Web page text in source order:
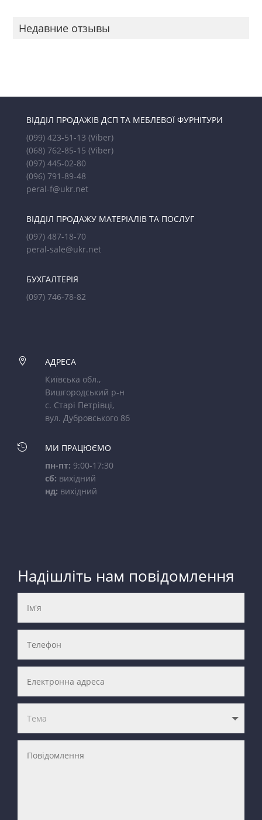
Недавние отзывы
ВІДДІЛ ПРОДАЖІВ ДСП ТА МЕБЛЕВОЇ ФУРНІТУРИ
(099) 423-51-13 (Viber)
(068) 762-85-15 (Viber)
(097) 445-02-80
(096) 791-89-48
peral-f@ukr.net
ВІДДІЛ ПРОДАЖУ МАТЕРІАЛІВ ТА ПОСЛУГ
(097) 487-18-70
peral-sale@ukr.net
БУХГАЛТЕРІЯ
(097) 746-78-82

АДРЕСА
Київська обл.,
Вишгородський р-н
с. Старі Петрівці,
вул. Дубровського 8б

МИ ПРАЦЮЄМО
пн-пт: 9:00-17:30
сб: вихідний
нд: вихідний
Надішліть нам повідомлення